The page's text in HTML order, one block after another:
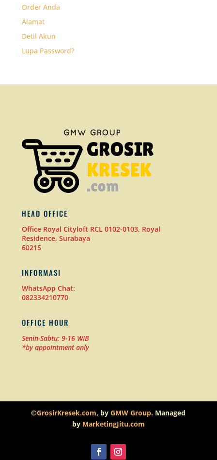
Order Anda
Alamat
Detil Akun
Lupa Password?
HEAD OFFICE
Office Royal Cityloft RCL 0102-0103, Royal
Residence, Surabaya
60215
INFORMASI
WhatsApp Chat:
082334210770
OFFICE HOUR
Senin-Sabtu: 9-16 WIB
*by appointment only
©GrosirKresek.com, byGMW Group. Managed
by MarketingJitu.com